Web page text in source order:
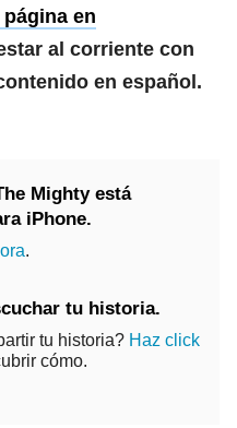
en
al corriente con
en español.
Mighty está
iPhone.
.
tu historia.
tu historia? Haz click
cómo.